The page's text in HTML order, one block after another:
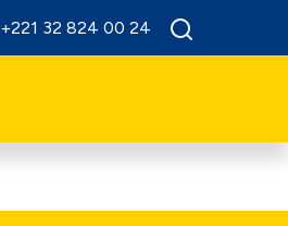
+221 32 824 00 24